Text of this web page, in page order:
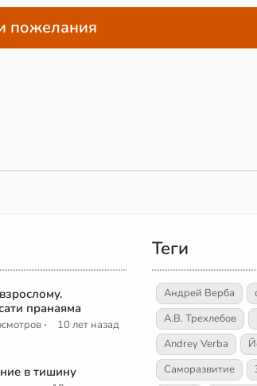
пожелания
пранаяма
· 10 лет назад
в тишину
Теги
Андрей Верба
А.В. Трехлебов
Andrey Verba
Саморазвитие